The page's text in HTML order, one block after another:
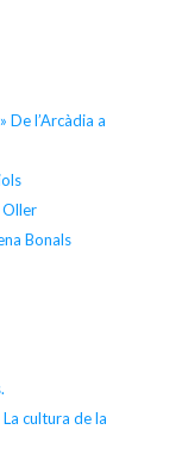
De l’Arcàdia a
Oller
Bonals
La cultura de la